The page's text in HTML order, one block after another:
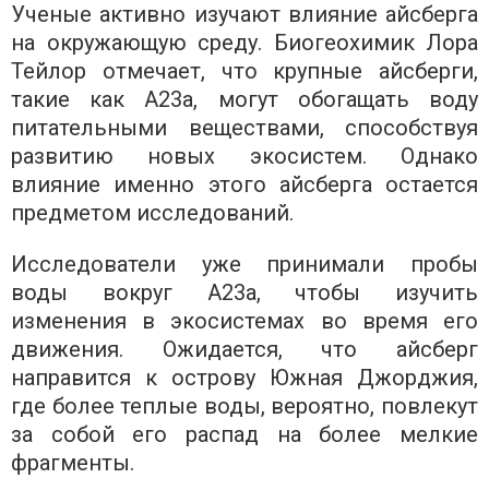
Ученые активно изучают влияние айсберга
на окружающую среду. Биогеохимик Лора
Тейлор отмечает, что крупные айсберги,
такие как A23a, могут обогащать воду
питательными веществами, способствуя
развитию новых экосистем. Однако
влияние именно этого айсберга остается
предметом исследований.
Исследователи уже принимали пробы
воды вокруг A23a, чтобы изучить
изменения в экосистемах во время его
движения. Ожидается, что айсберг
направится к острову Южная Джорджия,
где более теплые воды, вероятно, повлекут
за собой его распад на более мелкие
фрагменты.